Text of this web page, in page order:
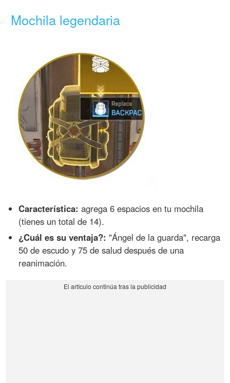
Mochila legendaria
Característica: agrega 6 espacios en tu mochila
(tienes un total de 14).
¿Cuál es su ventaja?: "Ángel de la guarda", recarga
50 de escudo y 75 de salud después de una
reanimación.